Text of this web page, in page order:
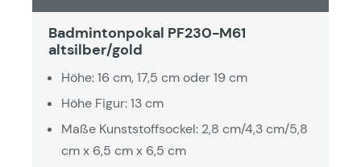
Badmintonpokal PF230-M61
altsilber/gold
Höhe: 16 cm, 17,5 cm oder 19 cm
Höhe Figur: 13 cm
Maße Kunststoffsockel: 2,8 cm/4,3 cm/5,8
cm x 6,5 cm x 6,5 cm